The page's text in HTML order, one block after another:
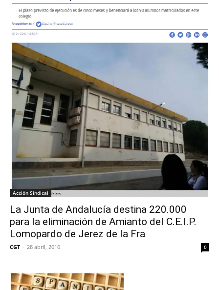
Acción Sindical
La Junta de Andalucía destina 220.000 
para la eliminación de Amianto del C.E.I.P.
Lomopardo de Jerez de la Fra
CGT - 28 abril, 2016 0